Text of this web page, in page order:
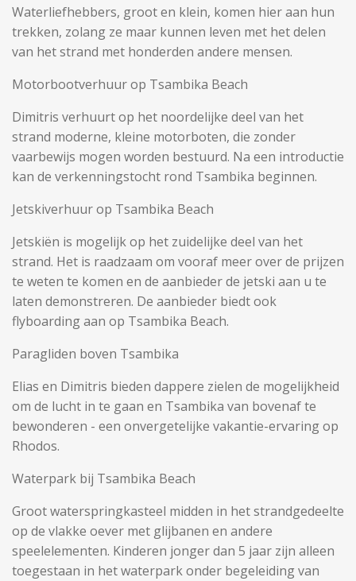
Waterliefhebbers, groot en klein, komen hier aan hun
trekken, zolang ze maar kunnen leven met het delen
van het strand met honderden andere mensen.
Motorbootverhuur op Tsambika Beach
Dimitris verhuurt op het noordelijke deel van het
strand moderne, kleine motorboten, die zonder
vaarbewijs mogen worden bestuurd. Na een introductie
kan de verkenningstocht rond Tsambika beginnen.
Jetskiverhuur op Tsambika Beach
Jetskiën is mogelijk op het zuidelijke deel van het
strand. Het is raadzaam om vooraf meer over de prijzen
te weten te komen en de aanbieder de jetski aan u te
laten demonstreren. De aanbieder biedt ook
flyboarding aan op Tsambika Beach.
Paragliden boven Tsambika
Elias en Dimitris bieden dappere zielen de mogelijkheid
om de lucht in te gaan en Tsambika van bovenaf te
bewonderen - een onvergetelijke vakantie-ervaring op
Rhodos.
Waterpark bij Tsambika Beach
Groot waterspringkasteel midden in het strandgedeelte
op de vlakke oever met glijbanen en andere
speelelementen. Kinderen jonger dan 5 jaar zijn alleen
toegestaan ​​in het waterpark onder begeleiding van